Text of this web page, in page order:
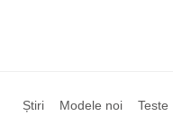
Știri Modele noi Teste